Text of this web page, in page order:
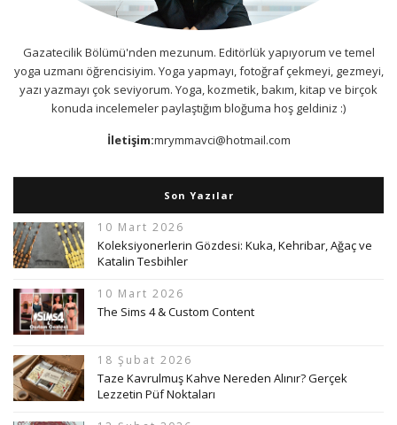
Gazatecilik Bölümü'nden mezunum. Editörlük yapıyorum ve temel
yoga uzmanı öğrencisiyim. Yoga yapmayı, fotoğraf çekmeyi, gezmeyi,
yazı yazmayı çok seviyorum. Yoga, kozmetik, bakım, kitap ve birçok
konuda incelemeler paylaştığım bloğuma hoş geldiniz :)
İletişim:mrymmavci@hotmail.com
Son Yazılar
10 Mart 2026
Koleksiyonerlerin Gözdesi: Kuka, Kehribar, Ağaç ve
Katalin Tesbihler
10 Mart 2026
The Sims 4 & Custom Content
18 Şubat 2026
Taze Kavrulmuş Kahve Nereden Alınır? Gerçek
Lezzetin Püf Noktaları